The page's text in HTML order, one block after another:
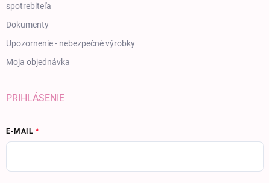
spotrebiteľa
Dokumenty
Upozornenie - nebezpečné výrobky
Moja objednávka
PRIHLÁSENIE
E-MAIL